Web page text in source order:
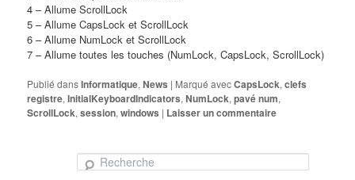
4 – Allume ScrollLock
5 – Allume CapsLock et ScrollLock
6 – Allume NumLock et ScrollLock
7 – Allume toutes les touches (NumLock, CapsLock, ScrollLock)
Publié dansInformatique,News | Marqué avecCapsLock,clefs
registre,InitialKeyboardIndicators,NumLock,pavé num,
ScrollLock,session,windows | Laisser un commentaire